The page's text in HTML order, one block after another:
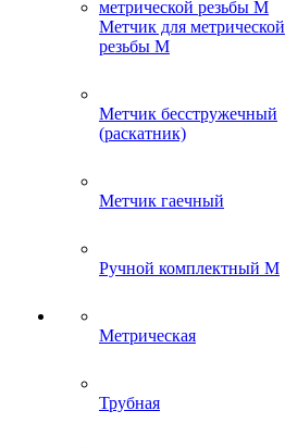
Метчик для метрической
резьбы M
Метчик бесстружечный
(раскатник)
Метчик гаечный
Ручной комплектный M
Метрическая
Трубная